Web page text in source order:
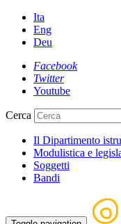
Ita
Eng
Deu
Facebook
Twitter
Youtube
Cerca
Il Dipartimento
Modulistica e
Soggetti
Bandi